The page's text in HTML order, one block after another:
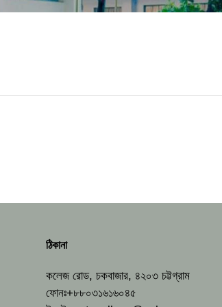
ঠিকানা
কলেজ রোড, চকবাজার, ৪২০৩ চট্টগ্রাম
ফোনঃ+৮৮০৩১৬১৬০৪৫